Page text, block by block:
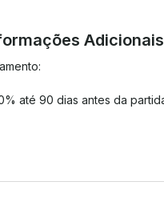
Adicionais